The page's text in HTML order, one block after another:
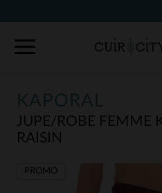
KAPORAL
JUPE/ROBE FEMME
RAISIN
PROMO